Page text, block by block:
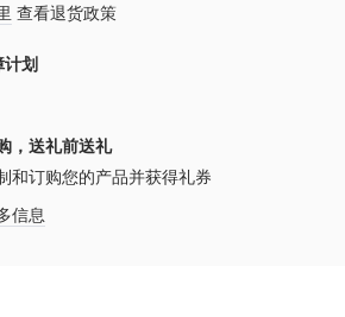
查看退货政策
计划
，送礼前送礼
和订购您的产品并获得礼券
信息